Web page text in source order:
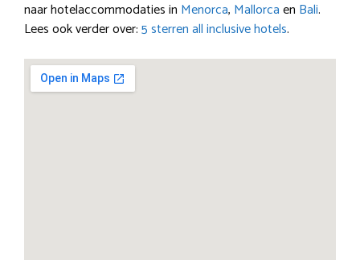
naar hotelaccommodaties in Menorca, Mallorcaen Bali.
Lees ook verder over:5 sterren all inclusive hotels.